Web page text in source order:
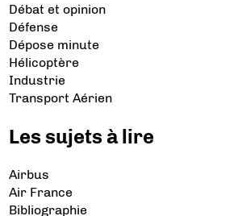
Débat et opinion
Défense
Dépose minute
Hélicoptère
Industrie
Transport Aérien
Les sujets à lire
Airbus
Air France
Bibliographie